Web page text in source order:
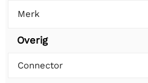
Merk
Overig
Connector